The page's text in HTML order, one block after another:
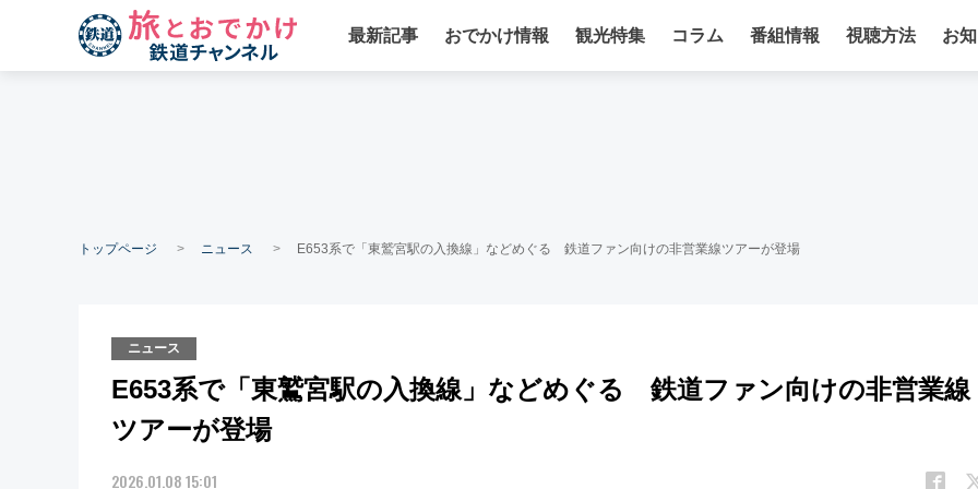
最新記事 おでかけ情報 観光特集 コラム 番組情報 視聴方法 お
トップページ ニュース E653系で「東鷲宮駅の入換線」などめぐる 鉄道ファン向けの非営業線ツアーが登場
ニュース
E653系で「東鷲宮駅の入換線」などめぐる 鉄道ファン向けの非営業線
ツアーが登場
2026.01.08 15:01